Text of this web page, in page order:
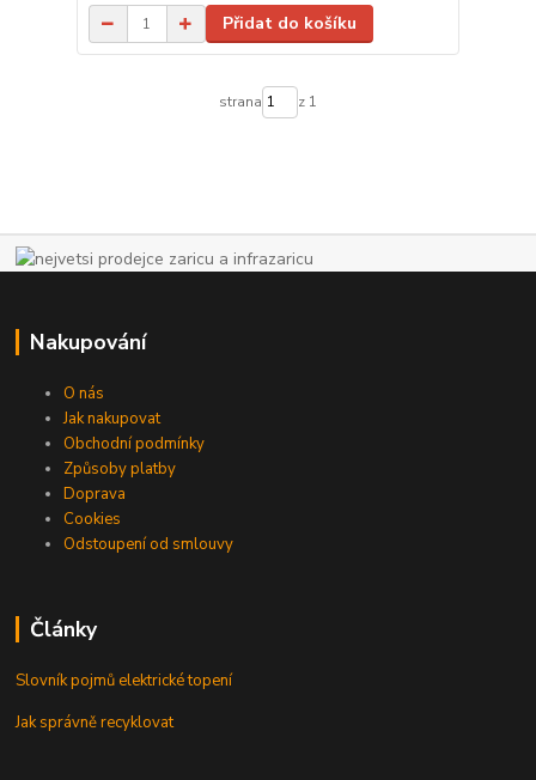
Přidat do košíku
strana z 1
Nakupování
O nás
Jak nakupovat
Obchodní podmínky
Způsoby platby
Doprava
Cookies
Odstoupení od smlouvy
Články
Slovník pojmů elektrické topení
Jak správně recyklovat